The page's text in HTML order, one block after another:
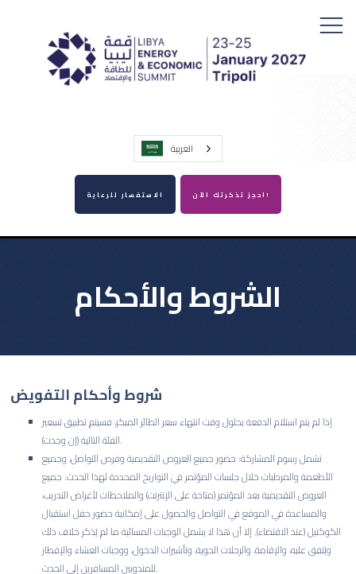
العربية‏
الاستفسار للرعاية احجز تذكرتك الآن!
الشروط والأحكام
شروط وأحكام التفويض
إذا لم يتم استلام الدفعة بحلول وقت انتهاء سعر الطائر المبكر، فسيتم تطبيق تسعير
الفئة التالية (إن وجدت).
تشمل رسوم المشاركة: حضور جميع العروض التقديمية وفرص التواصل، وجميع
الأطعمة والمرطبات خلال جلسات المؤتمر في التواريخ المحددة لهذا الحدث. جميع
العروض التقديمية بعد المؤتمر (متاحة على الإنترنت) والملاحظات لأغراض التدريب،
والمساعدة في الموقع في التواصل والحصول على إمكانية حضور حفل استقبال
الكوكتيل (عند الاقتضاء). إلا أن هذا لا يشمل الوجبات المسائية ما لم يُذكر خلاف ذلك
ويُتفق عليه، والإقامة، والرحلات الجوية، وتأشيرات الدخول، ووجبات العشاء والإفطار
للمندوبين المسافرين إلى الحدث.